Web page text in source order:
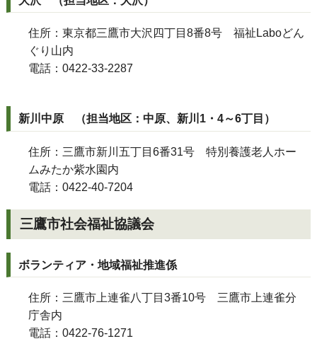
住所：東京都三鷹市大沢四丁目8番8号 福祉Laboどん
ぐり山内
電話：0422-33-2287
新川中原 （担当地区：中原、新川1・4～6丁目）
住所：三鷹市新川五丁目6番31号 特別養護老人ホー
ムみたか紫水園内
電話：0422-40-7204
三鷹市社会福祉協議会
ボランティア・地域福祉推進係
住所：三鷹市上連雀八丁目3番10号 三鷹市上連雀分
庁舎内
電話：0422-76-1271